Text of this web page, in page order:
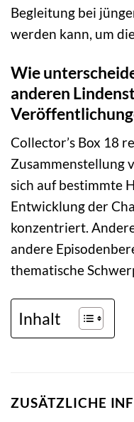
Begleitung bei
werden kann, um
Wie
anderen
Collector’s Box 18
Zusammenstellung
sich auf bestimmte
Entwicklung der
konzentriert.
andere
thematische
Inhalt
ZUSÄTZLICHE